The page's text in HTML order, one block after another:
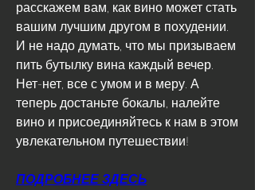
расскажем вам, как вино может стать
вашим лучшим другом в похудении.
И не надо думать, что мы призываем
пить бутылку вина каждый вечер.
Нет-нет, все с умом и в меру. А
теперь достаньте бокалы, налейте
вино и присоединяйтесь к нам в этом
увлекательном путешествии!
ПОДРОБНЕЕ ЗДЕСЬ